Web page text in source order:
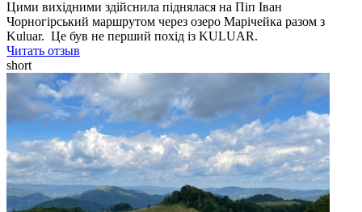
Цими вихідними здійснила піднялася на Піп Іван
Чорногірський маршрутом через озеро Марічейка разом з
Kuluar. Це був не перший похід із KULUAR.
Читать отзыв
short